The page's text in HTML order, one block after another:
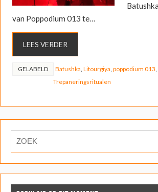
van Poppodium 013 te…
LEES VERDER
GELABELD Batushka Litourgiya poppodium 013
Trepaneringsritualen